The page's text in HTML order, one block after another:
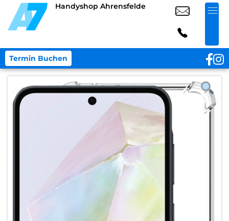
Handyshop Ahrensfelde
Termin Buchen